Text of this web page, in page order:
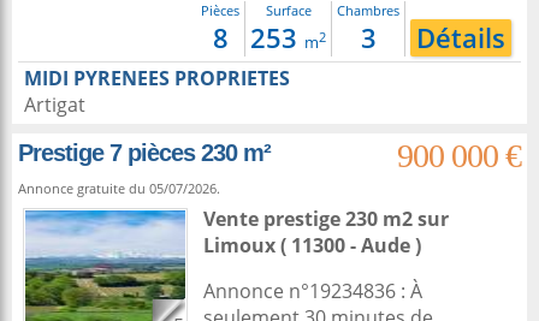
Pièces
8
Surface
253 m2
Chambres
3 Détails
MIDI PYRENEES PROPRIETES
Artigat
Prestige 7 pièces 230 m²
900 000 €
Annonce gratuite du 05/07/2026.
Vente prestige 230 m2sur
Limoux( 11300 - Aude )
Annonce n°19234836 : À